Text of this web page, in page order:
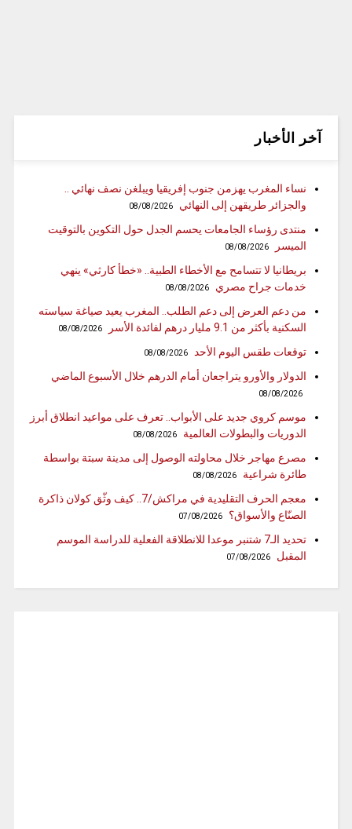
آخر الأخبار
نساء المغرب يهزمن جنوب إفريقيا ويبلغن نصف نهائي ..
والجزائر طريقهن إلى النهائي
08/08/2026
منتدى رؤساء الجامعات يحسم الجدل حول التكوين بالتوقيت
الميسر
08/08/2026
بريطانيا لا تتسامح مع الأخطاء الطبية.. «خطأ كارثي» ينهي
خدمات جراح مصري
08/08/2026
من دعم العرض إلى دعم الطلب.. المغرب يعيد صياغة سياسته
السكنية بأكثر من 9.1 مليار درهم لفائدة الأسر
08/08/2026
توقعات طقس اليوم الأحد 08/08/2026
الدولار والأورو يتراجعان أمام الدرهم خلال الأسبوع الماضي
08/08/2026
موسم كروي جديد على الأبواب.. تعرف على مواعيد انطلاق أبرز
الدوريات والبطولات العالمية
08/08/2026
مصرع مهاجر خلال محاولته الوصول إلى مدينة سبتة بواسطة
طائرة شراعية
08/08/2026
معجم الحرف التقليدية في مراكش/7.. كيف وثّق كولان ذاكرة
الصنّاع والأسواق؟
07/08/2026
تحديد الـ7 شتنبر موعدا للانطلاقة الفعلية للدراسة الموسم
المقبل
07/08/2026